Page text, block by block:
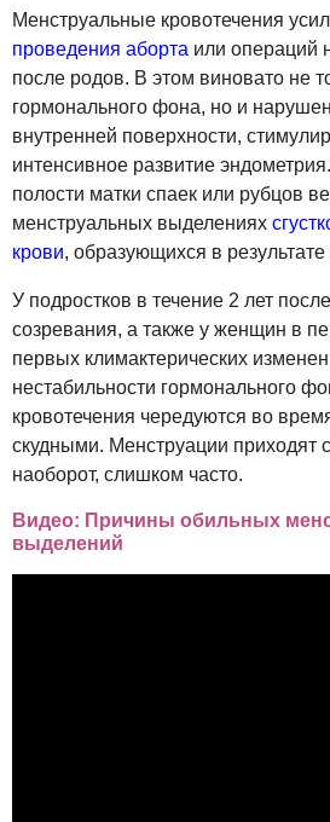
Менструальные кровотечения
проведения аборта или операций
после родов. В этом виновато не
гормонального фона, но и
внутренней поверхности,
интенсивное развитие
полости матки спаек или рубцов
менструальных выделениях
крови, образующихся в результате
У подростков в течение 2 лет
созревания, а также у женщин в
первых климактерических
нестабильности гормонального
кровотечения чередуются во
скудными. Менструации приходят
наоборот, слишком часто.
Видео: Причины обильных
выделений